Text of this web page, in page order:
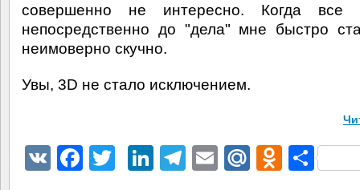
совершенно не интересно. Когда все
непосредственно до "дела" мне быстро
неимоверно скучно.
Увы, 3D не стало исключением.
VK Facebook
TwitterLinkedIn
Telegram
EmailMail.Ru